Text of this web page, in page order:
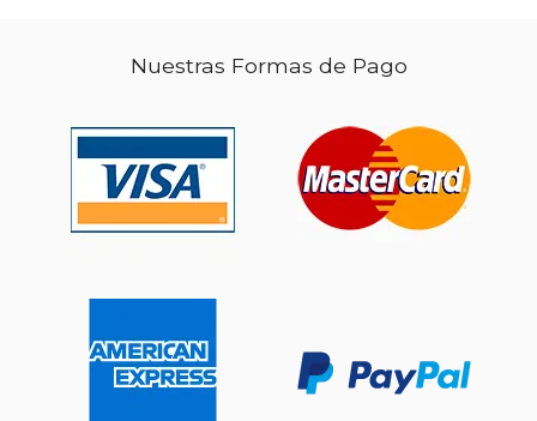
dcto. $ 39.13
Nuestras Formas de Pago